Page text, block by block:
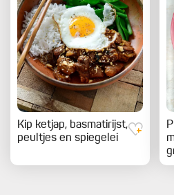
Kip ketjap, basmatirijst,
peultjes en spiegelei